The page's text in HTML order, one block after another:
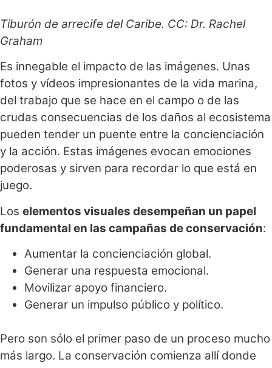
Tiburón de arrecife del Caribe. CC: Dr. Rachel
Graham
Es innegable el impacto de las imágenes. Unas
fotos y vídeos impresionantes de la vida marina,
del trabajo que se hace en el campo o de las
crudas consecuencias de los daños al ecosistema
pueden tender un puente entre la concienciación
y la acción. Estas imágenes evocan emociones
poderosas y sirven para recordar lo que está en
juego.
Los elementos visuales desempeñan un papel
fundamental en las campañas de conservación:
Aumentar la concienciación global.
Generar una respuesta emocional.
Movilizar apoyo financiero.
Generar un impulso público y político.
Pero son sólo el primer paso de un proceso mucho
más largo. La conservación comienza allí donde